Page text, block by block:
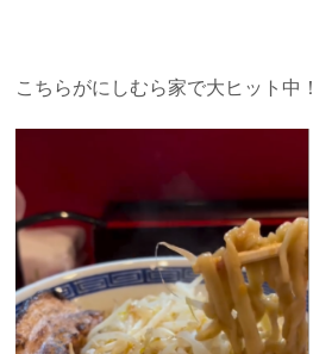
こちらがにしむら家で大ヒット中！